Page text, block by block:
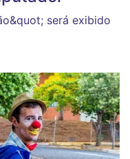
será exibido